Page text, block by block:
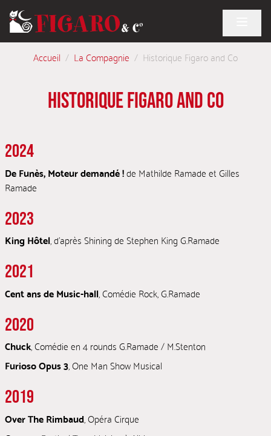
Accueil / La Compagnie / Historique Figaro and Co
HISTORIQUE FIGARO AND CO
2024
De Funès, Moteur demandé !de Mathilde Ramade et Gilles
Ramade
2023
King Hôtel, d’après Shining de Stephen King G.Ramade
2021
Cent ans de Music-hall, Comédie Rock, G.Ramade
2020
Chuck, Comédie en 4 rounds G.Ramade / M.Stenton
Furioso Opus 3, One Man Show Musical
2019
Over The Rimbaud, Opéra Cirque